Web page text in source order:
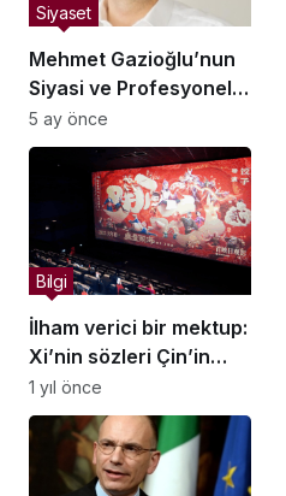
Mehmet Gazioğlu’nun
Siyasi ve Profesyonel
Hayatı
Siyaset
5 ay önce
İlham verici bir mektup:
Xi’nin sözleri Çin’in
gelişen film
endüstrisinde yankı
uyandırdı
Bilgi
1 yıl önce